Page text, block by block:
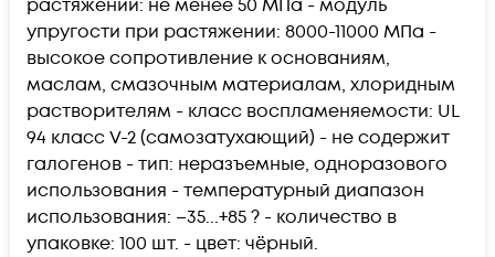
растяжении: не менее 50 МПа - модуль
упругости при растяжении: 8000-11000 МПа -
высокое сопротивление к основаниям,
маслам, смазочным материалам, хлоридным
растворителям - класс воспламеняемости: UL
94 класс V-2 (самозатухающий) - не содержит
галогенов - тип: неразъемные, одноразового
использования - температурный диапазон
использования: –35...+85 ? - количество в
упаковке: 100 шт. - цвет: чёрный.